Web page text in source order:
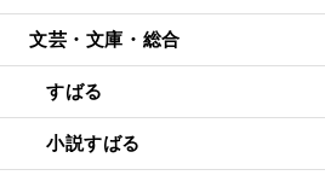
文芸・文庫・総合
すばる
小説すばる